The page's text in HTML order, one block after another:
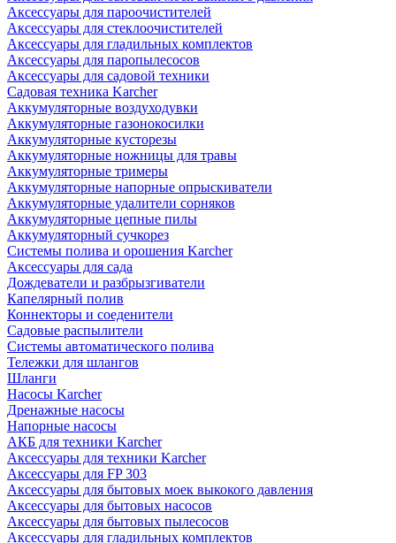
Аксессуары для пароочистителей
Аксессуары для стеклоочистителей
Аксессуары для гладильных комплектов
Аксессуары для паропылесосов
Аксессуары для садовой техники
Садовая техника Karcher
Аккумуляторные воздуходувки
Аккумуляторные газонокосилки
Аккумуляторные кусторезы
Аккумуляторные ножницы для травы
Аккумуляторные тримеры
Аккумуляторные напорные опрыскиватели
Аккумуляторные удалители сорняков
Аккумуляторные цепные пилы
Аккумуляторный сучкорез
Системы полива и орошения Karcher
Аксессуары для сада
Дождеватели и разбрызгиватели
Капелярный полив
Коннекторы и соеденители
Садовые распылители
Системы автоматического полива
Тележки для шлангов
Шланги
Насосы Karcher
Дренажные насосы
Напорные насосы
АКБ для техники Karcher
Аксессуары для техники Karcher
Аксессуары для FP 303
Аксессуары для бытовых моек выкокого давления
Аксессуары для бытовых насосов
Аксессуары для бытовых пылесосов
Аксессуары для гладильных комплектов